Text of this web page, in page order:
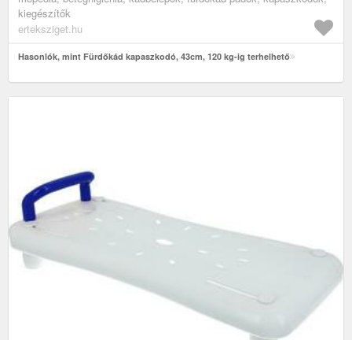
kiegészítők
erteksziget.hu
Hasonlók, mint Fürdőkád kapaszkodó, 43cm, 120 kg-ig terhelhető